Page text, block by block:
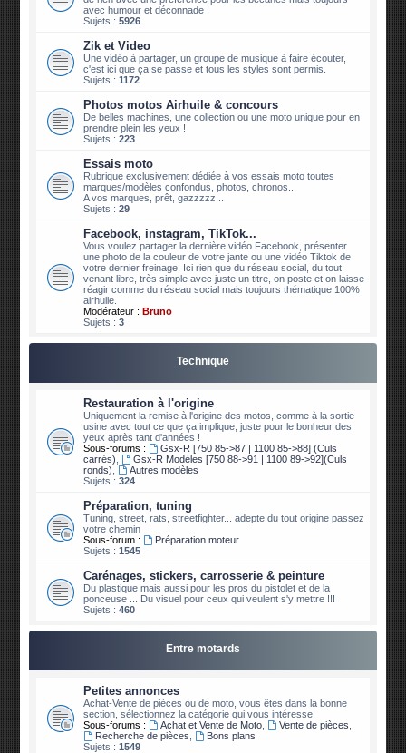
avec humour et déconnade !
Sujets :5926
Zik et Video
Une vidéo à partager, un groupe de musique à faire écouter,
c'est ici que ça se passe et tous les styles sont permis.
Sujets :1172
Photos motos Airhuile & concours
De belles machines, une collection ou une moto unique pour en
prendre plein les yeux !
Sujets :223
Essais moto
Rubrique exclusivement dédiée à vos essais moto toutes
marques/modèles confondus, photos, chronos...
A vos marques, prêt, gazzzzz...
Sujets :29
Facebook, instagram, TikTok...
Vous voulez partager la dernière vidéo Facebook, présenter
une photo de la couleur de votre jante ou une vidéo Tiktok de
votre dernier freinage. Ici rien que du réseau social, du tout
venant libre, très simple avec juste un titre, on poste et on laisse
réagir comme du réseau social mais toujours thématique 100%
airhuile.
Modérateur : Bruno
Sujets :3
Technique
Restauration à l'origine
Uniquement la remise à l'origine des motos, comme à la sortie
usine avec tout ce que ça implique, juste pour le bonheur des
yeux après tant d'années !
Sous-forums :
Gsx-R [750 85->87 | 1100 85->88] (Culs
carrés)
Gsx-R Modèles [750 88->91 | 1100 89->92](Culs
ronds)
Autres modèles
Sujets :324
Préparation, tuning
Tuning, street, rats, streetfighter... adepte du tout origine passez
votre chemin
Sous-forum :
Préparation moteur
Sujets :1545
Carénages, stickers, carrosserie & peinture
Du plastique mais aussi pour les pros du pistolet et de la
ponceuse ... Du visuel pour ceux qui veulent s'y mettre !!!
Sujets :460
Entre motards
Petites annonces
Achat-Vente de pièces ou de moto, vous êtes dans la bonne
section, sélectionnez la catégorie qui vous intéresse.
Sous-forums :
Achat et Vente de Moto Vente de pièces
Recherche de pièces
Bons plans
Sujets :1549